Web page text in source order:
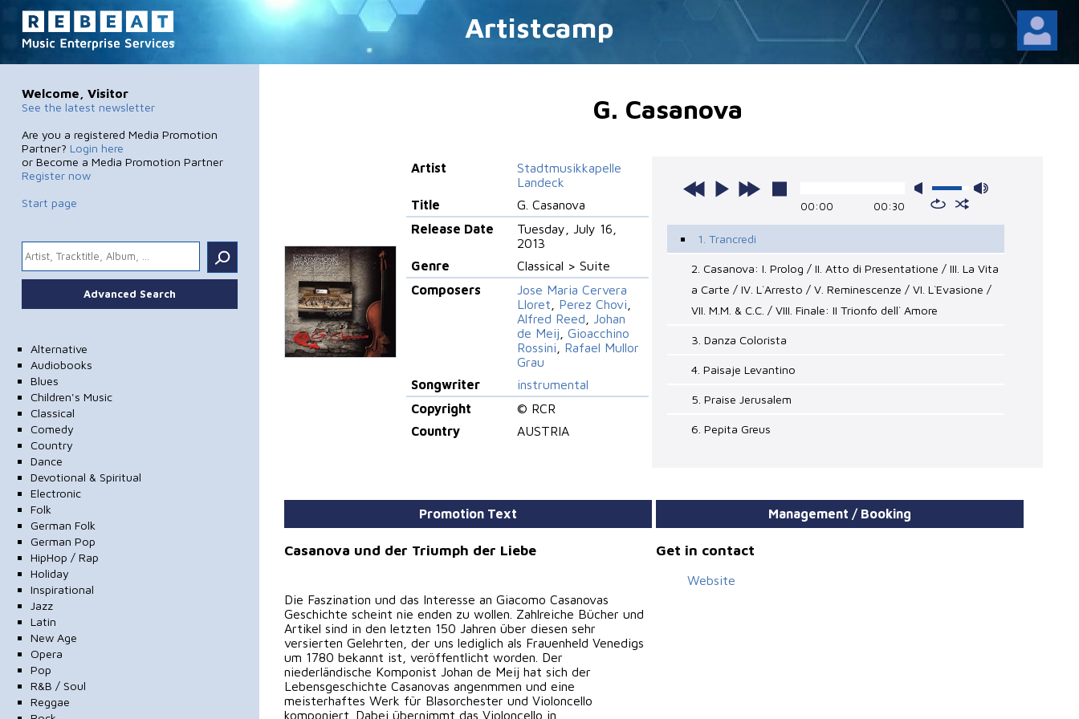
Artistcamp
Welcome, Visitor
See the latest newsletter
Are you a registered Media Promotion
Partner? Login here
or Become a Media Promotion Partner
Register now
Start page
.
Advanced Search
Alternative
Audiobooks
Blues
Children's Music
Classical
Comedy
Country
Dance
Devotional & Spiritual
Electronic
Folk
German Folk
German Pop
HipHop / Rap
Holiday
Inspirational
Jazz
Latin
New Age
Opera
Pop
R&B / Soul
Reggae
G. Casanova
Artist
Stadtmusikkapelle
Landeck
Title
G. Casanova
Release Date
Tuesday, July 16,
2013
Genre
Classical > Suite
Composers
Jose Maria Cervera
Lloret
Perez Chovi
Alfred Reed
Johan
de Meij ,Gioacchino
Rossini
Rafael Mullor
Grau
Songwriter
instrumental
Copyright
© RCR
Country
AUSTRIA
00:00 00:30
1. Trancredi
2. Casanova: I. Prolog / II. Atto di Presentatione / III. La Vita
a Carte / IV. L`Arresto / V. Reminescenze / VI. L`Evasione /
VII. M.M. & C.C. / VIII. Finale: II Trionfo dell` Amore
3. Danza Colorista
4. Paisaje Levantino
5. Praise Jerusalem
6. Pepita Greus
Promotion Text
Casanova und der Triumph der Liebe
Die Faszination und das Interesse an Giacomo Casanovas
Geschichte scheint nie enden zu wollen. Zahlreiche Bücher und
Artikel sind in den letzten 150 Jahren über diesen sehr
versierten Gelehrten, der uns lediglich als Frauenheld Venedigs
um 1780 bekannt ist, veröffentlicht worden. Der
niederländische Komponist Johan de Meij hat sich der
Lebensgeschichte Casanovas angenmmen und eine
meisterhaftes Werk für Blasorchester und Violoncello
komponiert. Dabei übernimmt das Violoncello in
Management / Booking
Get in contact
Website